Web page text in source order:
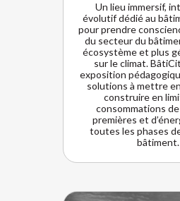
Un lieu immersif,
évolutif dédié au
pour prendre
du secteur du
écosystème et plus
sur le climat.
exposition
solutions à mettre
construire en
consommations
premières et
toutes les phases
bâtiment.